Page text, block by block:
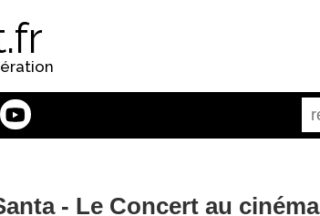
- Le Concert au cinéma